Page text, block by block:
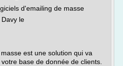
d'emailing de masse
le
est une solution qui va
base de donnée de clients.